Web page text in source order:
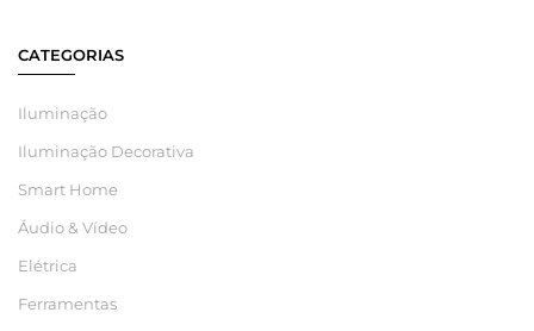
CATEGORIAS
Iluminação
Iluminação Decorativa
Smart Home
Áudio & Vídeo
Elétrica
Ferramentas